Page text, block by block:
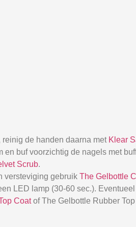
reinig de handen daarna met Klear
buf voorzichtig de nagels met
Scrub.
versteviging gebruik The Gelbottle
LED lamp (30-60 sec.).
Coatof The Gelbottle Rubber